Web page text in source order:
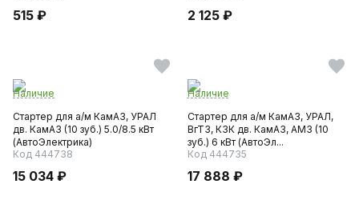
515 ₽ 2 125 ₽
Наличие
Стартер для а/м КамАЗ, УРАЛ
дв. КамАЗ (10 зуб.) 5.0/8.5 кВт
(АвтоЭлектрика)
Код 444738
15 034 ₽
Наличие
Стартер для а/м КамАЗ, УРАЛ,
ВгТЗ, КЗК дв. КамАЗ, АМЗ (10
зуб.) 6 кВт (АвтоЭл...
Код 444735
17 888 ₽